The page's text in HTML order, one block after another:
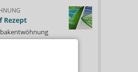
Rezept
erstattet.